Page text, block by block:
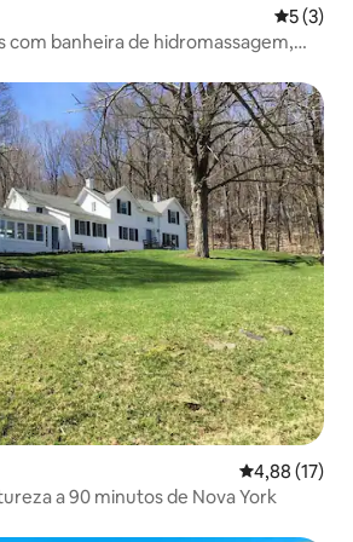
5 de
5 (3)
com banheira de hidromassagem,
4,88 de uma
4,88 (17)
a 90 minutos de Nova York